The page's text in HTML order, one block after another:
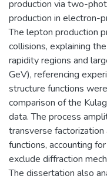
production via two-
production in electron-
The lepton production
collisions, explaining
rapidity regions and
GeV), referencing
structure functions
comparison of the
data. The process
transverse
functions, accounting
exclude diffraction
The dissertation also